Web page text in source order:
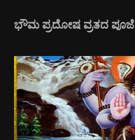
ಭೌಮ ಪ್ರದೋಷ ವ್ರತದ ಪೂಜೆ